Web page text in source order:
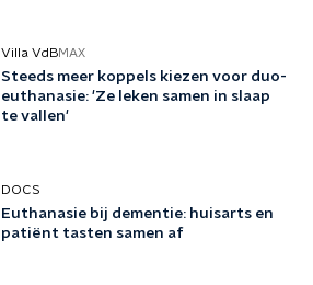
Villa VdBMAX
Steeds meer koppels kiezen voor duo-
euthanasie: 'Ze leken samen in slaap
te vallen'
DOCS
Euthanasie bij dementie: huisarts en
patiënt tasten samen af